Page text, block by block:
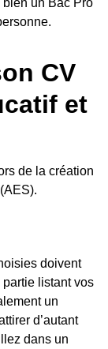
bien un Bac Pro
CV
et
de la création
doivent
listant vos
un
d’autant
dans un